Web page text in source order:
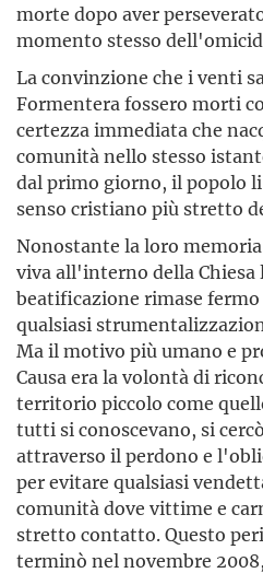
morte dopo aver
momento stesso
La convinzione che i venti
Formentera fossero morti
certezza immediata che
comunità nello stesso
dal primo giorno, il popolo
senso cristiano più stretto
Nonostante la loro
viva all'interno della Chiesa
beatificazione rimase
qualsiasi
Ma il motivo più umano e
Causa era la volontà di
territorio piccolo come
tutti si conoscevano, si
attraverso il perdono e
per evitare qualsiasi
comunità dove vittime e
stretto contatto. Questo
terminò nel novembre